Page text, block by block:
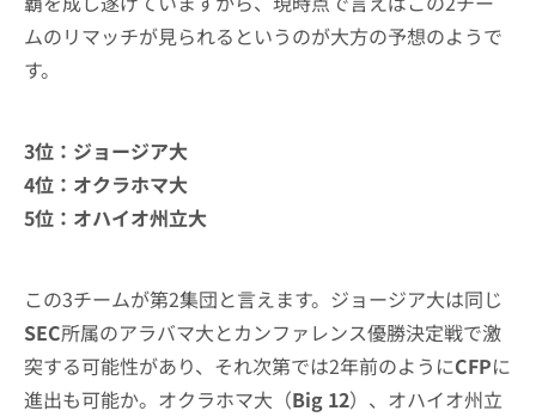
ムのリマッチが見られるというのが大方の予想のようで
す。
3位：ジョージア大
4位：オクラホマ大
5位：オハイオ州立大
この3チームが第2集団と言えます。ジョージア大は同じ
SEC所属のアラバマ大とカンファレンス優勝決定戦で激
突する可能性があり、それ次第では2年前のようにCFPに
進出も可能か。オクラホマ大（Big 12）、オハイオ州立